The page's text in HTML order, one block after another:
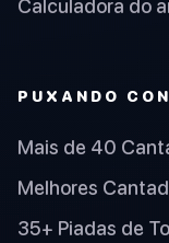
Calculadora do
PUXANDO
Mais de 40
Melhores
35+ Piadas de